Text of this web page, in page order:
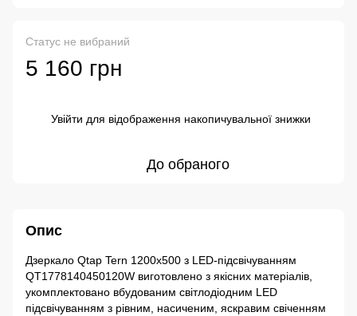
Статус не вибраний
5 160 грн
Увійти для відображення накопичувальної знижки
До обраного
Опис
Дзеркало Qtap Tern 1200x500 з LED-підсвічуванням
QT1778140450120W виготовлено з якісних матеріалів,
укомплектовано вбудованим світлодіодним LED
підсвічуванням з рівним, насиченим, яскравим свіченням